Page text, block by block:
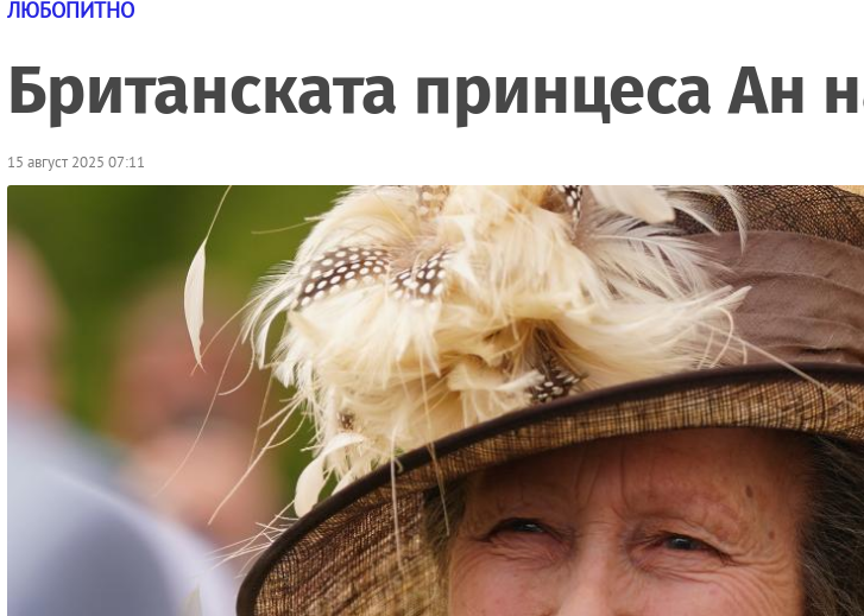
ЛЮБОПИТНО
Британската принцеса Ан
15 август 2025 07:11